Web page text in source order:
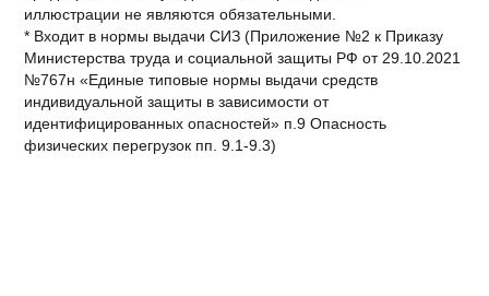
иллюстрации не являются обязательными.
* Входит в нормы выдачи СИЗ (Приложение №2 к Приказу
Министерства труда и социальной защиты РФ от 29.10.2021
№767н «Единые типовые нормы выдачи средств
индивидуальной защиты в зависимости от
идентифицированных опасностей» п.9 Опасность
физических перегрузок пп. 9.1-9.3)